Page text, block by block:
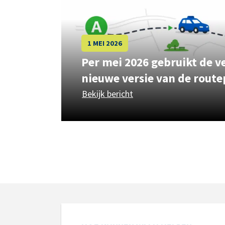
Per mei 2026 gebruikt de
nieuwe versie van de
1 MEI 2026
Bekijk bericht over Per mei 2026